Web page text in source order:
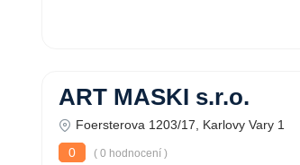
ART MASKI s.r.o.
Foersterova 1203/17, Karlovy Vary 1
0
( 0 hodnocení )